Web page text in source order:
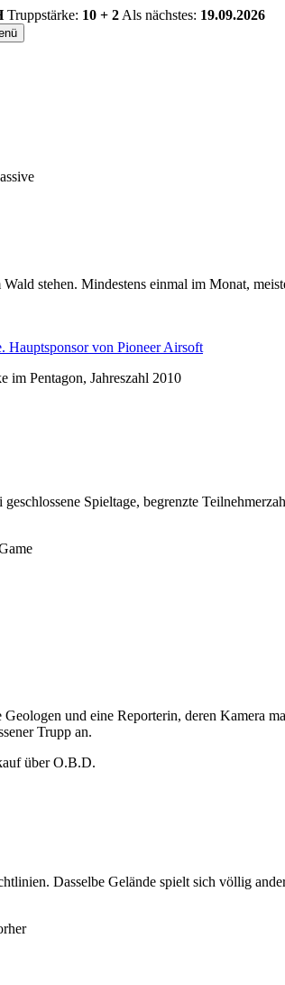
Truppstärke: 10 + 2 Als nächstes: 19.09.2026
stehen. Mindestens einmal im Monat,
Spieltage, begrenzte
und eine Reporterin, deren Kamera
Trupp an.
über O.B.D.
Dasselbe Gelände spielt sich völlig